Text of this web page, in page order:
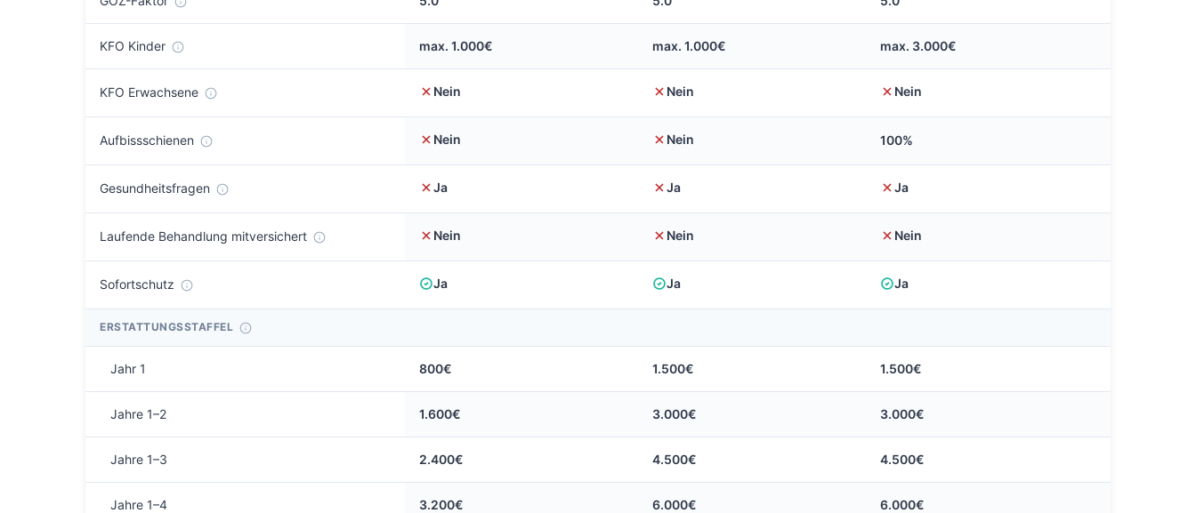
KFO Kinder max. 1.000€ max. 1.000€ max. 3.000€
KFO Erwachsene Nein Nein Nein
Aufbissschienen Nein Nein 100%
Gesundheitsfragen Ja Ja Ja
Laufende Behandlung mitversichert Nein Nein Nein
Sofortschutz Ja Ja Ja
ERSTATTUNGSSTAFFEL
Jahr 1 800€ 1.500€ 1.500€
Jahre 1–2 1.600€ 3.000€ 3.000€
Jahre 1–3 2.400€ 4.500€ 4.500€
Jahre 1–4 3.200€ 6.000€ 6.000€